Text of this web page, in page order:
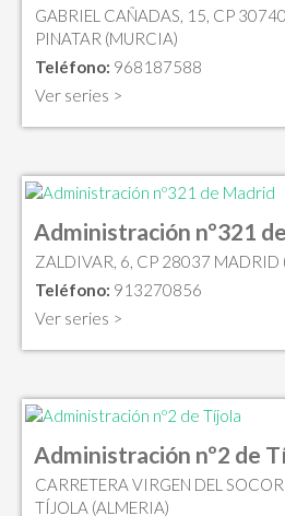
GABRIEL CAÑADAS, 15, CP 30740
PINATAR (MURCIA)
Teléfono: 968187588
Ver series >
Administración nº321
ZALDIVAR, 6, CP 28037 MADRID
Teléfono: 913270856
Ver series >
Administración nº2 de
CARRETERA VIRGEN DEL
TÍJOLA (ALMERIA)